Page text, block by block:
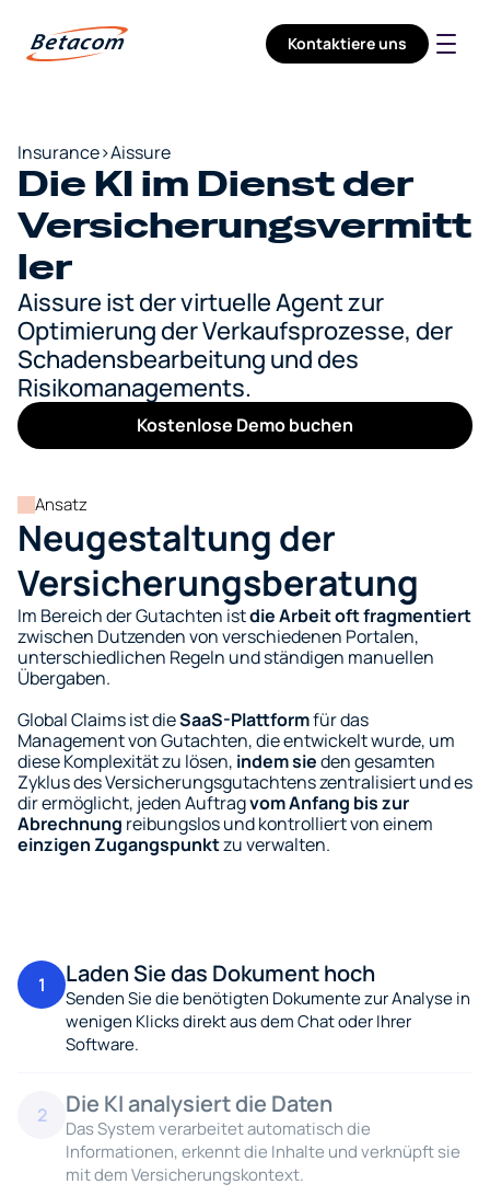
Karrieren
Kontaktiere uns
Insurance>Aissure
Die KI im Dienst der
Versicherungsvermitt
ler
Aissure ist der virtuelle Agent zur
Optimierung der Verkaufsprozesse, der
Schadensbearbeitung und des
Risikomanagements.
Kostenlose Demo buchen
Ansatz
Neugestaltung der
Versicherungsberatung
Im Bereich der Gutachten ist die Arbeit oft fragmentiert
zwischen Dutzenden von verschiedenen Portalen,
unterschiedlichen Regeln und ständigen manuellen
Übergaben.
Global Claims ist die SaaS-Plattform für das
Management von Gutachten, die entwickelt wurde, um
diese Komplexität zu lösen, indem sie den gesamten
Zyklus des Versicherungsgutachtens zentralisiert und es
dir ermöglicht, jeden Auftrag vom Anfang bis zur
Abrechnung
einzigen Zugangspunkt zu verwalten.
1 Laden Sie das Dokument hoch
Senden Sie die benötigten Dokumente zur Analyse in
wenigen Klicks direkt aus dem Chat oder Ihrer
Software.
2 Die KI analysiert die Daten
Das System verarbeitet automatisch die
Informationen, erkennt die Inhalte und verknüpft sie
mit dem Versicherungskontext.